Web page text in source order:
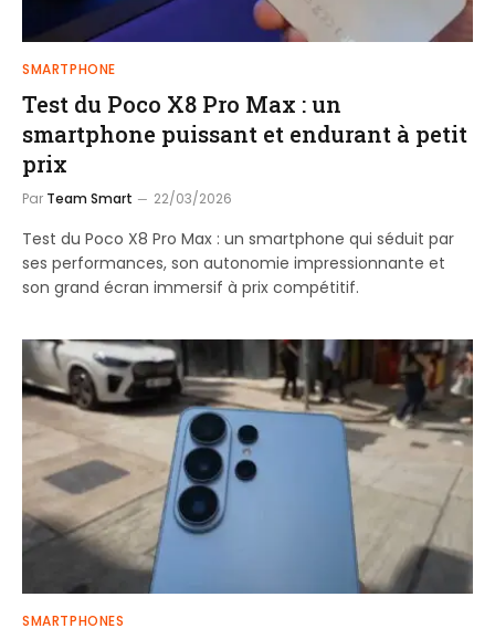
SMARTPHONE
Test du Poco X8 Pro Max : un
smartphone puissant et endurant à petit
prix
Par Team Smart 22/03/2026
Test du Poco X8 Pro Max : un smartphone qui séduit par
ses performances, son autonomie impressionnante et
son grand écran immersif à prix compétitif.
SMARTPHONES